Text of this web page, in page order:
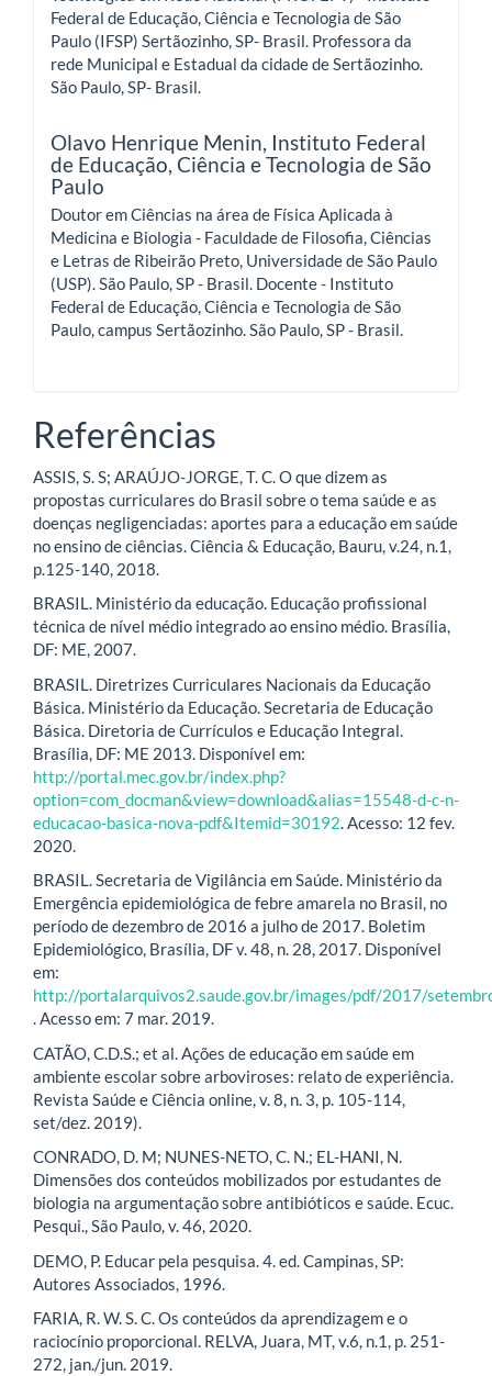
Federal de Educação, Ciência e Tecnologia de São
Paulo (IFSP) Sertãozinho, SP- Brasil. Professora da
rede Municipal e Estadual da cidade de Sertãozinho.
São Paulo, SP- Brasil.
Olavo Henrique Menin, Instituto Federal
de Educação, Ciência e Tecnologia de São
Paulo
Doutor em Ciências na área de Física Aplicada à
Medicina e Biologia - Faculdade de Filosofia, Ciências
e Letras de Ribeirão Preto, Universidade de São Paulo
(USP). São Paulo, SP - Brasil. Docente - Instituto
Federal de Educação, Ciência e Tecnologia de São
Paulo, campus Sertãozinho. São Paulo, SP - Brasil.
Referências
ASSIS, S. S; ARAÚJO-JORGE, T. C. O que dizem as
propostas curriculares do Brasil sobre o tema saúde e as
doenças negligenciadas: aportes para a educação em saúde
no ensino de ciências. Ciência & Educação, Bauru, v.24, n.1,
p.125-140, 2018.
BRASIL. Ministério da educação. Educação profissional
técnica de nível médio integrado ao ensino médio. Brasília,
DF: ME, 2007.
BRASIL. Diretrizes Curriculares Nacionais da Educação
Básica. Ministério da Educação. Secretaria de Educação
Básica. Diretoria de Currículos e Educação Integral.
Brasília, DF: ME 2013. Disponível em:
http://portal.mec.gov.br/index.php?
option=com_docman&view=download&alias=15548-d-c-n-
educacao-basica-nova-pdf&Itemid=30192. Acesso: 12 fev.
2020.
BRASIL. Secretaria de Vigilância em Saúde. Ministério da
Emergência epidemiológica de febre amarela no Brasil, no
período de dezembro de 2016 a julho de 2017. Boletim
Epidemiológico, Brasília, DF v. 48, n. 28, 2017. Disponível
em:
http://portalarquivos2.saude.gov.br/images/pdf/2017/
. Acesso em: 7 mar. 2019.
CATÃO, C.D.S.; et al. Ações de educação em saúde em
ambiente escolar sobre arboviroses: relato de experiência.
Revista Saúde e Ciência online, v. 8, n. 3, p. 105-114,
set/dez. 2019).
CONRADO, D. M; NUNES-NETO, C. N.; EL-HANI, N.
Dimensões dos conteúdos mobilizados por estudantes de
biologia na argumentação sobre antibióticos e saúde. Ecuc.
Pesqui., São Paulo, v. 46, 2020.
DEMO, P. Educar pela pesquisa. 4. ed. Campinas, SP:
Autores Associados, 1996.
FARIA, R. W. S. C. Os conteúdos da aprendizagem e o
raciocínio proporcional. RELVA, Juara, MT, v.6, n.1, p. 251-
272, jan./jun. 2019.